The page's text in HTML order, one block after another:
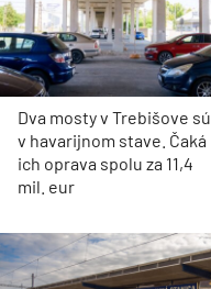
Dva mosty v Trebišove sú
v havarijnom stave. Čaká
ich oprava spolu za 11,4
mil. eur